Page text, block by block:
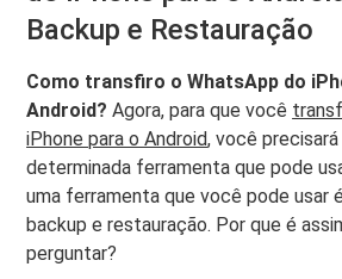
Backup e Restauração
Como transfiro o WhatsApp do
Android?Agora, para que você
iPhone para o Android, você
determinada ferramenta que pode
uma ferramenta que você pode usar
backup e restauração. Por que é
perguntar?